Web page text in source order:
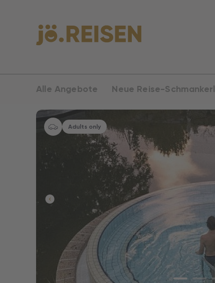
Alle Angebote Neue Reise-Schmankerl
Adults only